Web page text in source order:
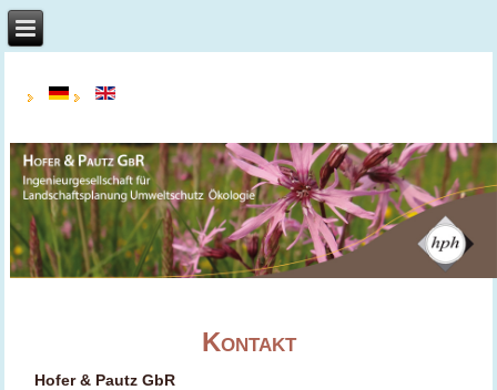
Kontakt
Hofer & Pautz GbR